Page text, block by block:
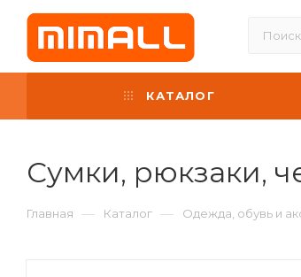
КАТАЛОГ
Сумки, рюкзаки,
Главная — Каталог — Одежда, обувь и